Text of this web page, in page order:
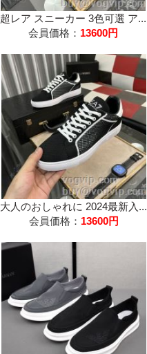
超レア スニーカー 3色可選 ア...
会員価格： 13600円
大人のおしゃれに 2024最新入...
会員価格： 13600円